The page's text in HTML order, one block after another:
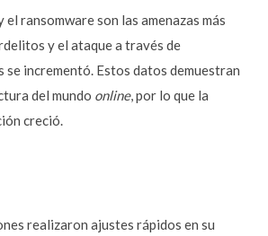
el ransomware son las amenazas más
y el ataque a través de
incrementó. Estos datos demuestran
del mundo online, por lo que la
creció.
realizaron ajustes rápidos en su